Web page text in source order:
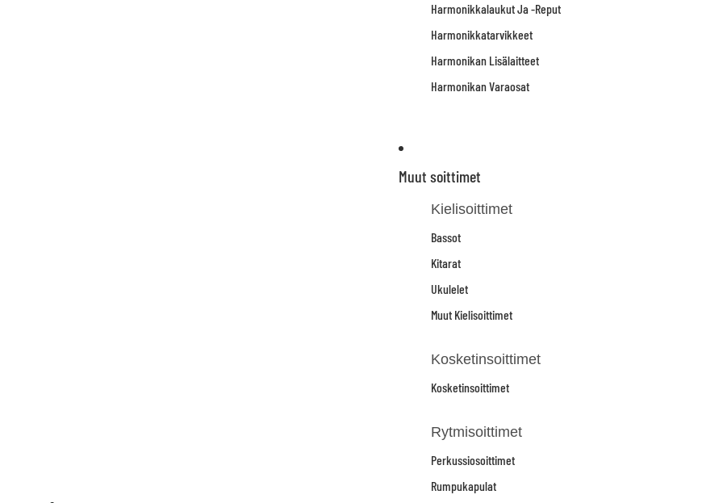
Harmonikkalaukut Ja -reput
Harmonikkatarvikkeet
Harmonikan Lisälaitteet
Harmonikan Varaosat
Muut soittimet
Kielisoittimet
Bassot
Kitarat
Ukulelet
Muut Kielisoittimet
Kosketinsoittimet
Kosketinsoittimet
Rytmisoittimet
Perkussiosoittimet
Rumpukapulat